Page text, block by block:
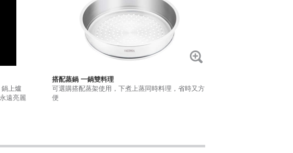
上爐
遠亮麗
搭配蒸鍋 一鍋雙料理
可選購搭配蒸架使用，下煮上蒸同時料理，省時又方
便